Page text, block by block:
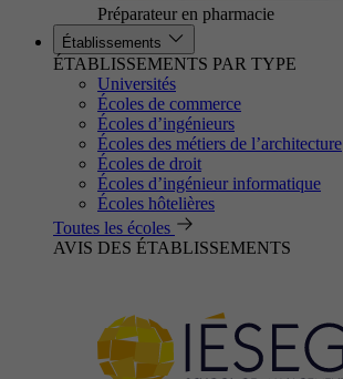
Préparateur en pharmacie
Établissements
ÉTABLISSEMENTS PAR TYPE
Universités
Écoles de commerce
Écoles d’ingénieurs
Écoles des métiers de l’architecture
Écoles de droit
Écoles d’ingénieur informatique
Écoles hôtelières
Toutes les écoles
AVIS DES ÉTABLISSEMENTS